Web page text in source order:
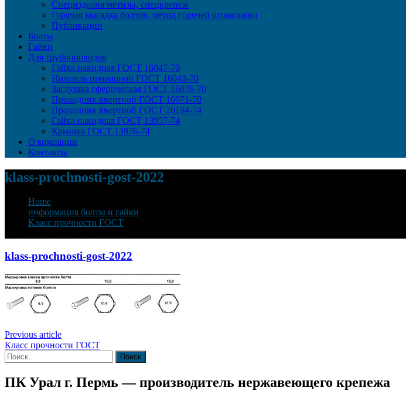
Специзделия метизы, cпецкрепеж
Горячая высадка болтов, метод горячей штамповки
Публикации
Болты
Гайки
Для трубопроводов
Гайка накидная ГОСТ 16047-70
Ниппель приварной ГОСТ 16043-70
Заглушка сферическая ГОСТ 16076-70
Проходник ввертной ГОСТ 16071-70
Проходник ввертной ГОСТ 20194-74
Гайка накидная ГОСТ 13957-74
Крышка ГОСТ 13976-74
О компании
Контакты
klass-prochnosti-gost-2022
Home
информация болты и гайки
Класс прочности ГОСТ
klass-prochnosti-gost-2022
Previous article
Класс прочности ГОСТ
Найти:
ПК Урал г. Пермь — производитель нержавеющего крепежа